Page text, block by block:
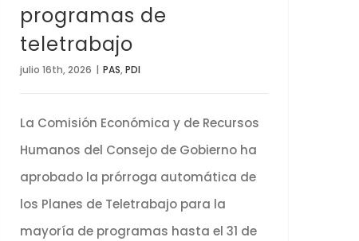
programas de
teletrabajo
julio 16th, 2026 | PAS,PDI
La Comisión Económica y de Recursos
Humanos del Consejo de Gobierno ha
aprobado la prórroga automática de
los Planes de Teletrabajo para la
mayoría de programas hasta el 31 de